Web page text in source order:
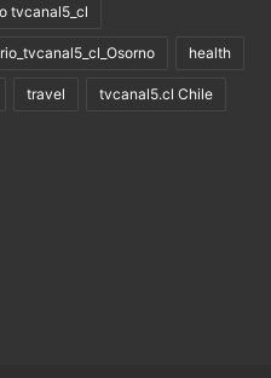
tvcanal5_cl
health
travel tvcanal5.cl Chile